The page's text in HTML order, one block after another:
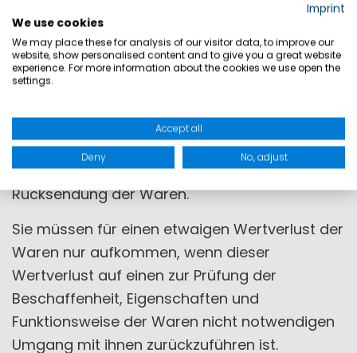
Widerruf dieses Vertrags unterrichten, an
Marine Store 2000 GmbH, Fraunhoferstr. 6, D-
82152 Planegg/Martinsried, Deutschland
ist gewahrt, wenn Sie die Waren vor Ablauf der
Frist von vierzehn Tagen absenden.
Wir tragen die unmittelbaren Kosten der
Rücksendung der Waren.
Sie müssen für einen etwaigen Wertverlust der
Waren nur aufkommen, wenn dieser
Wertverlust auf einen zur Prüfung der
Beschaffenheit, Eigenschaften und
Funktionsweise der Waren nicht notwendigen
Umgang mit ihnen zurückzuführen ist.
Imprint
We use cookies
We may place these for analysis of our visitor data, to improve our
website, show personalised content and to give you a great website
experience. For more information about the cookies we use open the
settings.
Accept all
Deny No, adjust